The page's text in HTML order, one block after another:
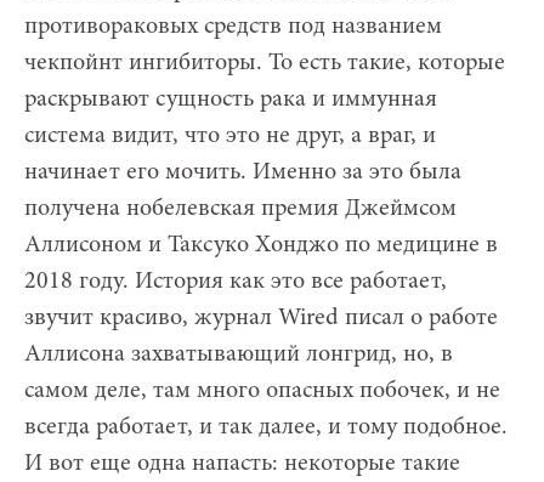
противораковых средств под названием
чекпойнт ингибиторы. То есть такие, которые
раскрывают сущность рака и иммунная
система видит, что это не друг, а враг, и
начинает его мочить. Именно за это была
получена нобелевская премия Джеймсом
Аллисоном и Таксуко Хонджо по медицине в
2018 году. История как это все работает,
звучит красиво, журнал Wired писал о работе
Аллисона захватывающий лонгрид, но, в
самом деле, там много опасных побочек, и не
всегда работает, и так далее, и тому подобное.
И вот еще одна напасть: некоторые такие